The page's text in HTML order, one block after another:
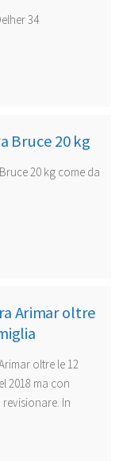
34
Bruce 20 kg
20 kg come da
Arimar oltre
oltre le 12
2018 ma con
In